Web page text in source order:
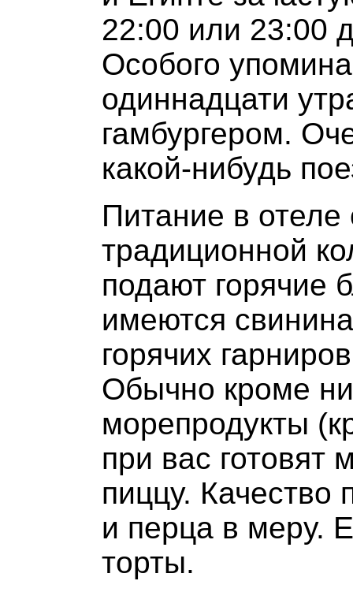
22:00 или 23:00
Особого
одиннадцати
гамбургером.
какой-нибудь
Питание в
традиционной
подают горячие
имеются
горячих
Обычно кроме
морепродукты
при вас готовят
пиццу. Качество
и перца в меру.
торты.